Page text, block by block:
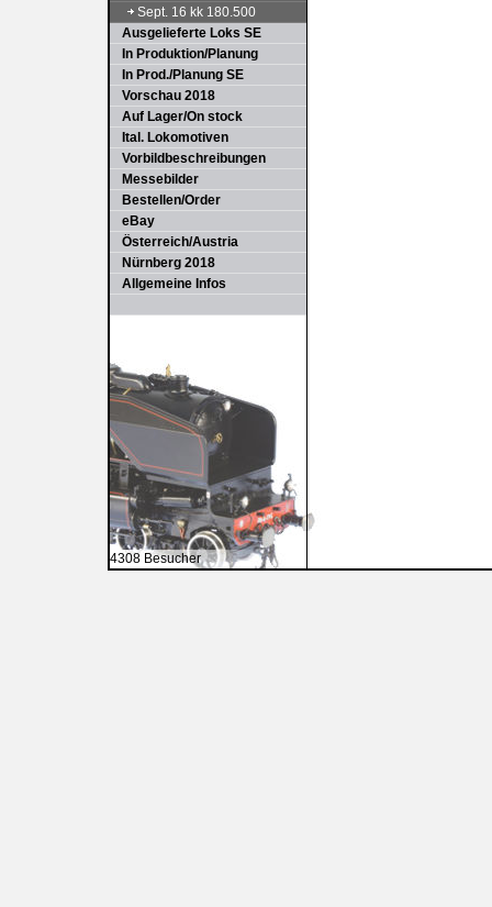
Sept. 16 kk 180.500
Ausgelieferte Loks SE
In Produktion/Planung
In Prod./Planung SE
Vorschau 2018
Auf Lager/On stock
Ital. Lokomotiven
Vorbildbeschreibungen
Messebilder
Bestellen/Order
eBay
Österreich/Austria
Nürnberg 2018
Allgemeine Infos
4308 Besucher